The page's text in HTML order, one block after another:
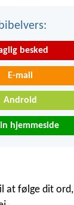
besked
E-mail
Android
hjemmeside
at følge dit ord,